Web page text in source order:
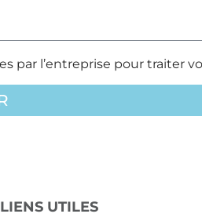
par l’entreprise pour traiter
LIENS UTILES